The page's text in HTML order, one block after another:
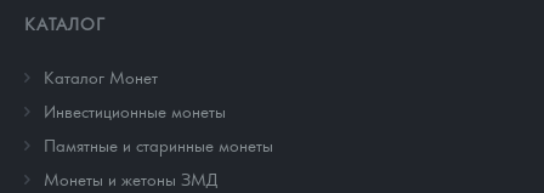
КАТАЛОГ
Каталог Монет
Инвестиционные монеты
Памятные и старинные монеты
Монеты и жетоны ЗМД